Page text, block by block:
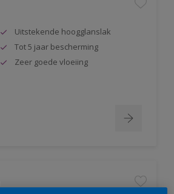
Uitstekende hoogglanslak
Tot 5 jaar bescherming
Zeer goede vloeiing